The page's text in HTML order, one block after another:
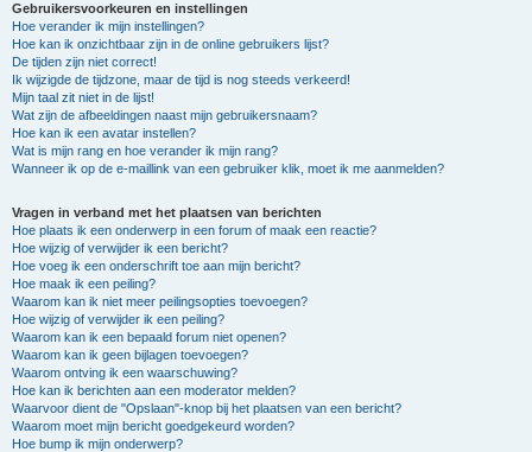
Gebruikersvoorkeuren en instellingen
Hoe verander ik mijn instellingen?
Hoe kan ik onzichtbaar zijn in de online gebruikers lijst?
De tijden zijn niet correct!
Ik wijzigde de tijdzone, maar de tijd is nog steeds verkeerd!
Mijn taal zit niet in de lijst!
Wat zijn de afbeeldingen naast mijn gebruikersnaam?
Hoe kan ik een avatar instellen?
Wat is mijn rang en hoe verander ik mijn rang?
Wanneer ik op de e-maillink van een gebruiker klik, moet ik me aanmelden?
Vragen in verband met het plaatsen van berichten
Hoe plaats ik een onderwerp in een forum of maak een reactie?
Hoe wijzig of verwijder ik een bericht?
Hoe voeg ik een onderschrift toe aan mijn bericht?
Hoe maak ik een peiling?
Waarom kan ik niet meer peilingsopties toevoegen?
Hoe wijzig of verwijder ik een peiling?
Waarom kan ik een bepaald forum niet openen?
Waarom kan ik geen bijlagen toevoegen?
Waarom ontving ik een waarschuwing?
Hoe kan ik berichten aan een moderator melden?
Waarvoor dient de "Opslaan"-knop bij het plaatsen van een bericht?
Waarom moet mijn bericht goedgekeurd worden?
Hoe bump ik mijn onderwerp?